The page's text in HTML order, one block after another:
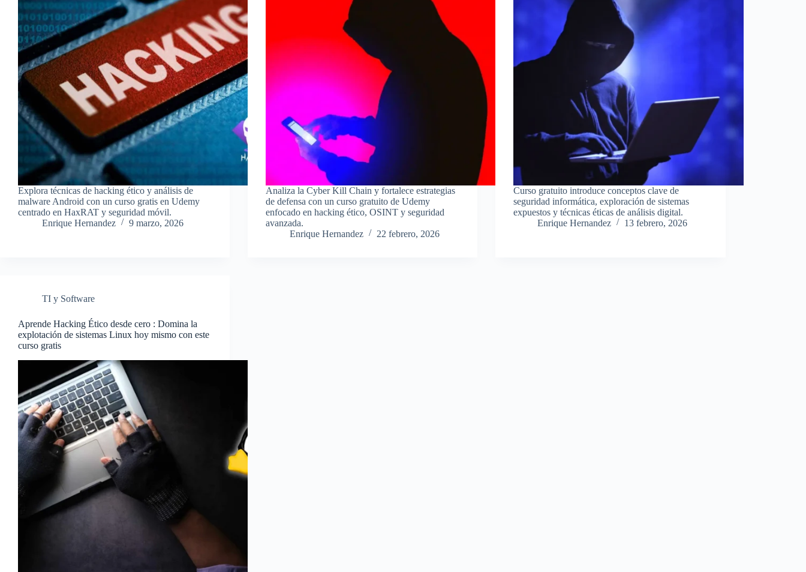
Explora técnicas de hacking ético y análisis de
malware Android con un curso gratis en Udemy
centrado en HaxRAT y seguridad móvil.
Enrique Hernandez
9 marzo, 2026
Analiza la Cyber Kill Chain y fortalece estrategias
de defensa con un curso gratuito de Udemy
enfocado en hacking ético, OSINT y seguridad
avanzada.
Enrique Hernandez
22 febrero, 2026
Curso gratuito introduce conceptos clave de
seguridad informática, exploración de sistemas
expuestos y técnicas éticas de análisis digital.
Enrique Hernandez
13 febrero, 2026
TI y Software
Aprende Hacking Ético desde cero : Domina la
explotación de sistemas Linux hoy mismo con este
curso gratis